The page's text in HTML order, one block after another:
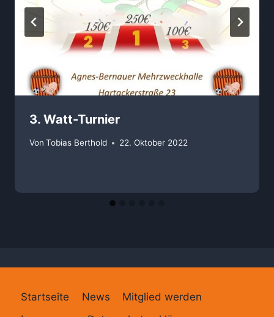
3. Watt-Turnier
Von Tobias Berthold 22. Oktober 2022
Startseite News
Mitglied werden